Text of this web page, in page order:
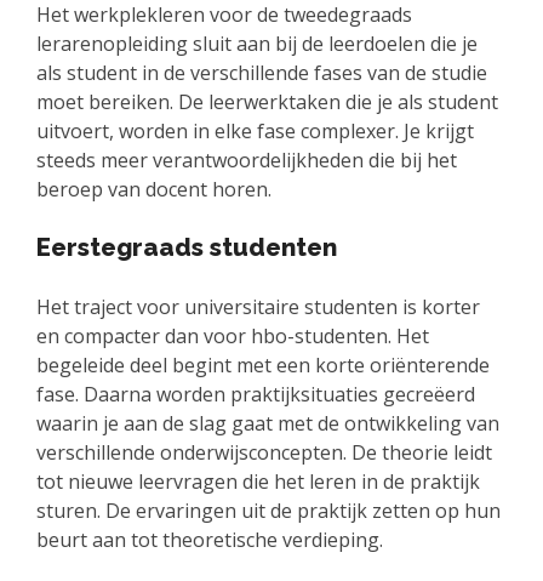
Het werkplekleren voor de tweedegraads
lerarenopleiding sluit aan bij de leerdoelen die je
als student in de verschillende fases van de studie
moet bereiken. De leerwerktaken die je als student
uitvoert, worden in elke fase complexer. Je krijgt
steeds meer verantwoordelijkheden die bij het
beroep van docent horen.
Eerstegraads studenten
Het traject voor universitaire studenten is korter
en compacter dan voor hbo-studenten. Het
begeleide deel begint met een korte oriënterende
fase. Daarna worden praktijksituaties gecreëerd
waarin je aan de slag gaat met de ontwikkeling van
verschillende onderwijsconcepten. De theorie leidt
tot nieuwe leervragen die het leren in de praktijk
sturen. De ervaringen uit de praktijk zetten op hun
beurt aan tot theoretische verdieping.